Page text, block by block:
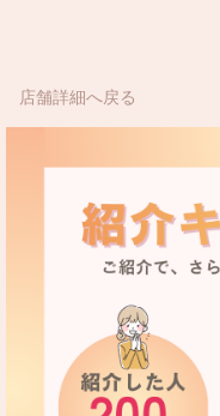
店舗詳細へ戻る